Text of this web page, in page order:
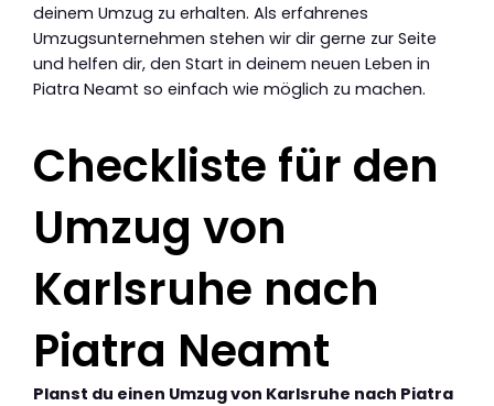
deinem Umzug zu erhalten. Als erfahrenes
Umzugsunternehmen stehen wir dir gerne zur Seite
und helfen dir, den Start in deinem neuen Leben in
Piatra Neamt so einfach wie möglich zu machen.
Checkliste für den
Umzug von
Karlsruhe nach
Piatra Neamt
Planst du einen Umzug von Karlsruhe nach Piatra